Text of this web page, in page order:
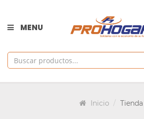
MENU
Inicio Tienda